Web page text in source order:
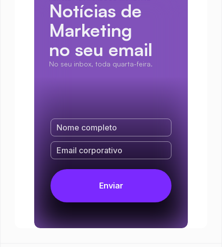
Notícias de
Marketing
no seu email
No seu inbox, toda quarta-feira.